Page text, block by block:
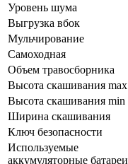
Уровень шума
Выгрузка вбок
Мульчирование
Самоходная
Объем травосборника
Высота скашивания max
Высота скашивания min
Ширина скашивания
Ключ безопасности
Используемые
аккумуляторные батареи